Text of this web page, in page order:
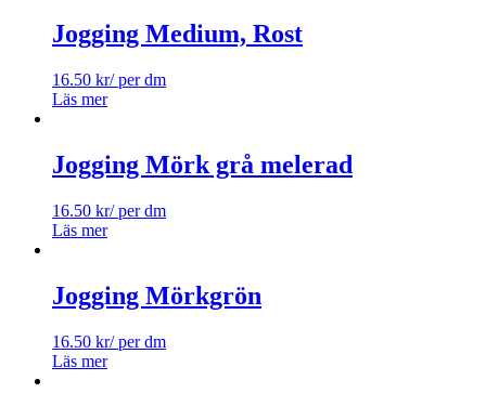
Jogging Medium, Rost
16.50 kr/ per dm
Läs mer
Jogging Mörk grå melerad
16.50 kr/ per dm
Läs mer
Jogging Mörkgrön
16.50 kr/ per dm
Läs mer